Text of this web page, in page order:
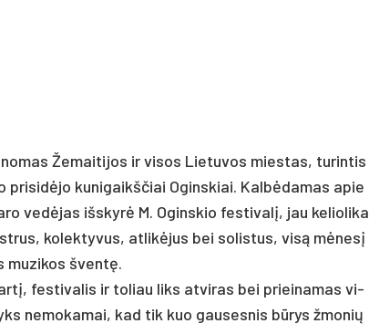
Že­mai­ti­jos ir vi­sos Lie­tu­vos mies­tas, tu­rin­tis
ku­ni­gaikš­čiai Ogins­kiai. Kalbė­da­mas apie
vedė­jas išs­kyrė M. Ogins­kio fes­ti­valį, jau ke­lio­li­ka
ko­lek­ty­vus, at­likė­jus bei so­lis­tus, visą mėnesį
mu­zi­kos šventę.
fes­ti­va­lis ir to­liau liks at­vi­ras bei priei­na­mas vi­
ne­mo­ka­mai, kad tik kuo gau­ses­nis būrys žmo­nių